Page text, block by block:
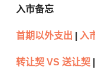
入市备忘
首期以外支出 入
转让契 VS 送让契